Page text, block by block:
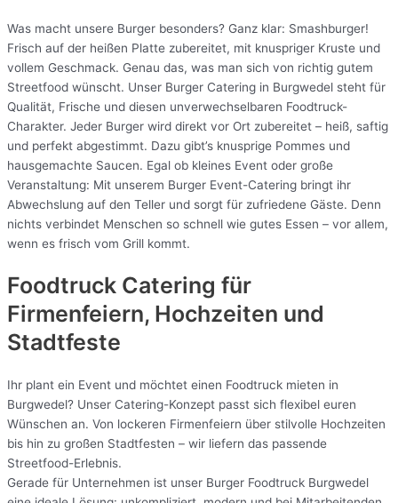
Was macht unsere Burger besonders? Ganz klar: Smashburger!
Frisch auf der heißen Platte zubereitet, mit knuspriger Kruste und
vollem Geschmack. Genau das, was man sich von richtig gutem
Streetfood wünscht. Unser Burger Catering in Burgwedel steht für
Qualität, Frische und diesen unverwechselbaren Foodtruck-
Charakter. Jeder Burger wird direkt vor Ort zubereitet – heiß, saftig
und perfekt abgestimmt. Dazu gibt’s knusprige Pommes und
hausgemachte Saucen. Egal ob kleines Event oder große
Veranstaltung: Mit unserem Burger Event-Catering bringt ihr
Abwechslung auf den Teller und sorgt für zufriedene Gäste. Denn
nichts verbindet Menschen so schnell wie gutes Essen – vor allem,
wenn es frisch vom Grill kommt.
Foodtruck Catering für
Firmenfeiern, Hochzeiten und
Stadtfeste
Ihr plant ein Event und möchtet einen Foodtruck mieten in
Burgwedel? Unser Catering-Konzept passt sich flexibel euren
Wünschen an. Von lockeren Firmenfeiern über stilvolle Hochzeiten
bis hin zu großen Stadtfesten – wir liefern das passende
Streetfood-Erlebnis.
Gerade für Unternehmen ist unser Burger Foodtruck Burgwedel